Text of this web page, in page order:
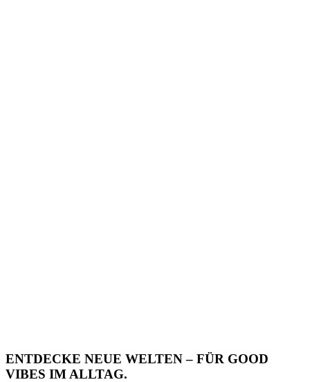
ENTDECKE NEUE WELTEN – FÜR GOOD
VIBES IM ALLTAG.